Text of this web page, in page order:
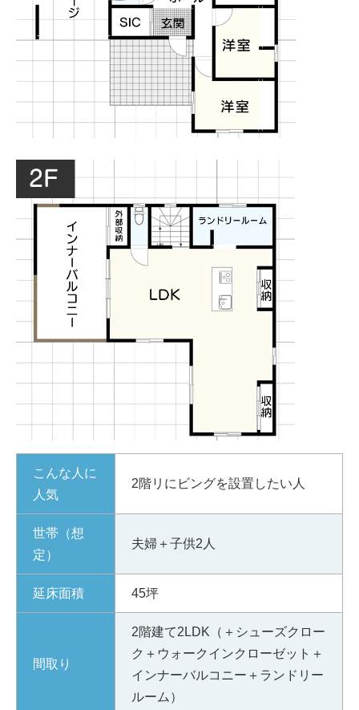
こんな人に
人気
2階リにビングを設置したい人
世帯（想
定）
夫婦＋子供2人
延床面積 45坪
間取り
2階建て2LDK（＋シューズクロー
ク＋ウォークインクローゼット＋
インナーバルコニー＋ランドリー
ルーム）